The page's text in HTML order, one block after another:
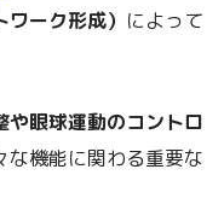
ーク形成） によって
や眼球運動のコントロ
な機能に関わる重要な